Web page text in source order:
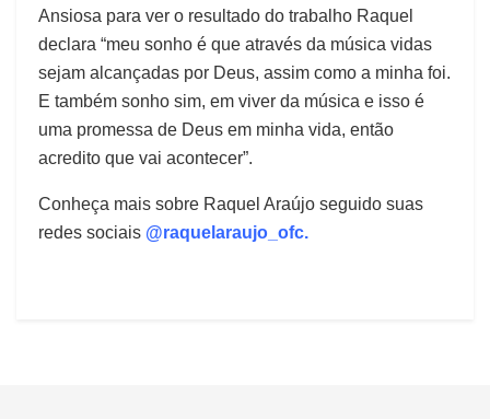
Ansiosa para ver o resultado do trabalho Raquel
declara “meu sonho é que através da música vidas
sejam alcançadas por Deus, assim como a minha foi.
E também sonho sim, em viver da música e isso é
uma promessa de Deus em minha vida, então
acredito que vai acontecer”.
Conheça mais sobre Raquel Araújo seguido suas
redes sociais @raquelaraujo_ofc.